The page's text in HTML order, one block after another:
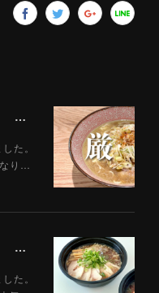
ラーメン評論家が実食して厳選！ 「いま絶対に食べるべきラーメン」ベスト５！【2026年８月】（ Yahoo!ニュース）8/2
た。
り…
市営プールで本気の「食フェス」 プールサイドで味わえる「ご当地麺」の実力は？（Yahoo!ニュース）7/28
た。